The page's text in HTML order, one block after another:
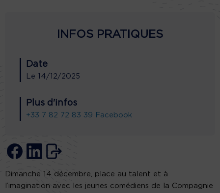
INFOS PRATIQUES
Date
Le 14/12/2025
Plus d'infos
+33 7 82 72 83 39 Facebook
Dimanche 14 décembre, place au talent et à
l’imagination avec les jeunes comédiens de la Compagnie